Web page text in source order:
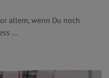
allem, wenn Du noch
...